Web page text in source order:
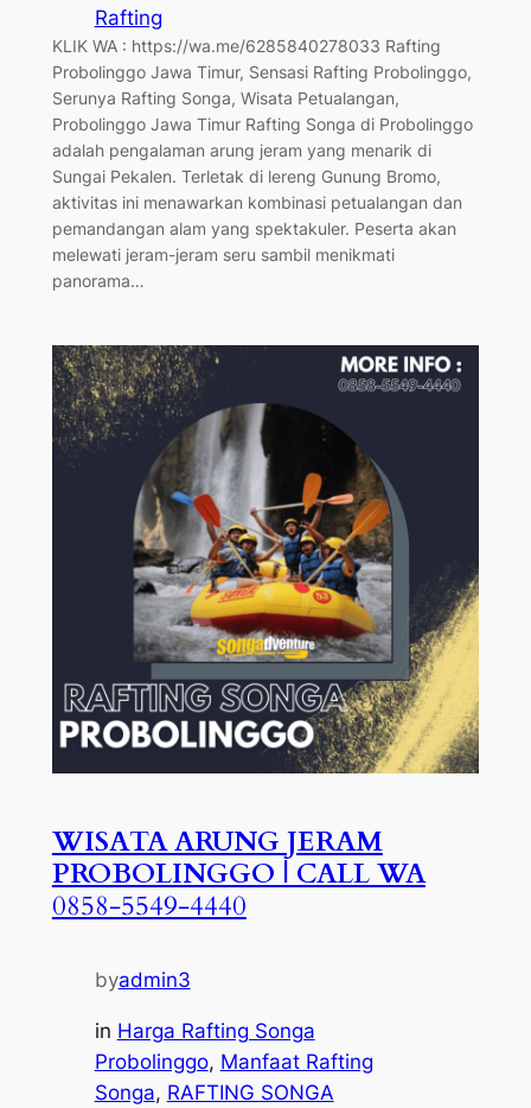
Rafting
KLIK WA : https://wa.me/6285840278033 Rafting
Probolinggo Jawa Timur, Sensasi Rafting Probolinggo,
Serunya Rafting Songa, Wisata Petualangan,
Probolinggo Jawa Timur Rafting Songa di Probolinggo
adalah pengalaman arung jeram yang menarik di
Sungai Pekalen. Terletak di lereng Gunung Bromo,
aktivitas ini menawarkan kombinasi petualangan dan
pemandangan alam yang spektakuler. Peserta akan
melewati jeram-jeram seru sambil menikmati
panorama…
WISATA ARUNG JERAM
PROBOLINGGO | CALL WA
0858-5549-4440
byadmin3
in Harga Rafting Songa
Probolinggo, Manfaat Rafting
Songa, RAFTING SONGA